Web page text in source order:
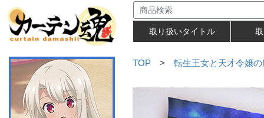
取り扱いタイトル
TOP > 転生王女と天才令嬢